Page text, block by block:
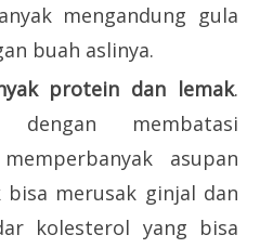
mengandung gula
buah aslinya.
protein dan lemak.
dengan membatasi
asupan
merusak ginjal dan
kolesterol yang bisa